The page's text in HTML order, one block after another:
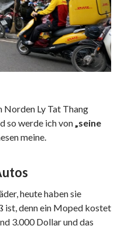
Norden Ly Tat Thang
so werde ich von „seine
meine.
heute haben sie
ist, denn ein Moped kostet
3.000 Dollar und das